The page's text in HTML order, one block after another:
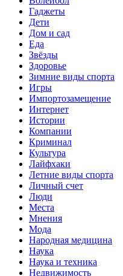
Гаджеты
Дети
Дом и сад
Еда
Звёзды
Здоровье
Зимние виды спорта
Игры
Импортозамещение
Интернет
Истории
Компании
Криминал
Культура
Лайфхаки
Летние виды спорта
Личный счет
Люди
Места
Мнения
Мода
Народная медицина
Наука
Наука и техника
Недвижимость